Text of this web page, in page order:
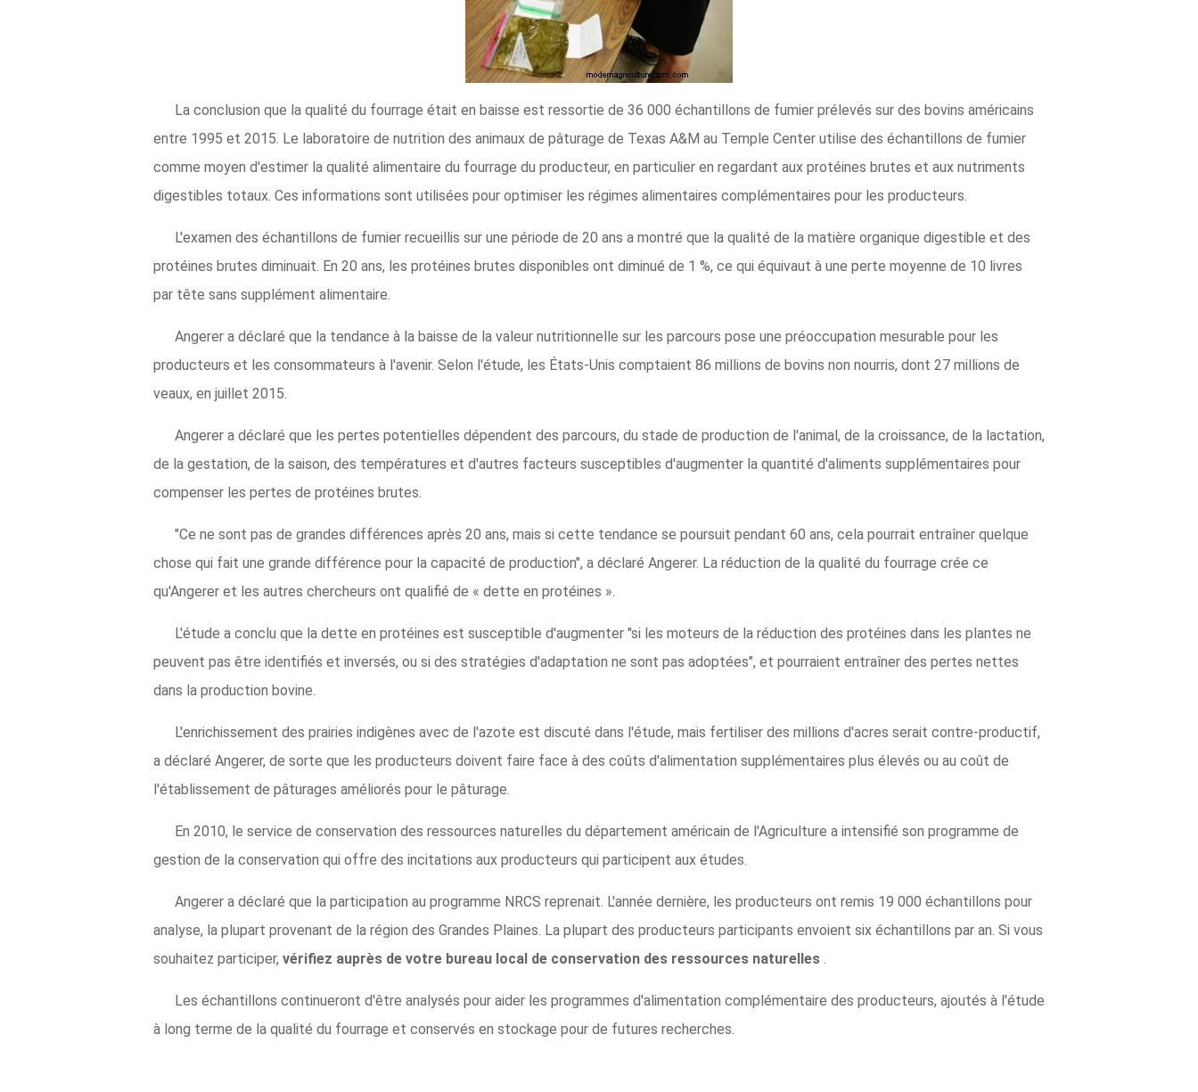
La conclusion que la qualité du fourrage était en baisse est ressortie de 36 000 échantillons de fumier prélevés sur des bovins américains
entre 1995 et 2015. Le laboratoire de nutrition des animaux de pâturage de Texas A&M au Temple Center utilise des échantillons de fumier
comme moyen d'estimer la qualité alimentaire du fourrage du producteur, en particulier en regardant aux protéines brutes et aux nutriments
digestibles totaux. Ces informations sont utilisées pour optimiser les régimes alimentaires complémentaires pour les producteurs.
L'examen des échantillons de fumier recueillis sur une période de 20 ans a montré que la qualité de la matière organique digestible et des
protéines brutes diminuait. En 20 ans, les protéines brutes disponibles ont diminué de 1 %, ce qui équivaut à une perte moyenne de 10 livres
par tête sans supplément alimentaire.
Angerer a déclaré que la tendance à la baisse de la valeur nutritionnelle sur les parcours pose une préoccupation mesurable pour les
producteurs et les consommateurs à l'avenir. Selon l'étude, les États-Unis comptaient 86 millions de bovins non nourris, dont 27 millions de
veaux, en juillet 2015.
Angerer a déclaré que les pertes potentielles dépendent des parcours, du stade de production de l'animal, de la croissance, de la lactation,
de la gestation, de la saison, des températures et d'autres facteurs susceptibles d'augmenter la quantité d'aliments supplémentaires pour
compenser les pertes de protéines brutes.
"Ce ne sont pas de grandes différences après 20 ans, mais si cette tendance se poursuit pendant 60 ans, cela pourrait entraîner quelque
chose qui fait une grande différence pour la capacité de production", a déclaré Angerer. La réduction de la qualité du fourrage crée ce
qu'Angerer et les autres chercheurs ont qualifié de « dette en protéines ».
L'étude a conclu que la dette en protéines est susceptible d'augmenter "si les moteurs de la réduction des protéines dans les plantes ne
peuvent pas être identifiés et inversés, ou si des stratégies d'adaptation ne sont pas adoptées", et pourraient entraîner des pertes nettes
dans la production bovine.
L'enrichissement des prairies indigènes avec de l'azote est discuté dans l'étude, mais fertiliser des millions d'acres serait contre-productif,
a déclaré Angerer, de sorte que les producteurs doivent faire face à des coûts d'alimentation supplémentaires plus élevés ou au coût de
l'établissement de pâturages améliorés pour le pâturage.
En 2010, le service de conservation des ressources naturelles du département américain de l'Agriculture a intensifié son programme de
gestion de la conservation qui offre des incitations aux producteurs qui participent aux études.
Angerer a déclaré que la participation au programme NRCS reprenait. L'année dernière, les producteurs ont remis 19 000 échantillons pour
analyse, la plupart provenant de la région des Grandes Plaines. La plupart des producteurs participants envoient six échantillons par an. Si vous
souhaitez participer, vérifiez auprès de votre bureau local de conservation des ressources naturelles .
Les échantillons continueront d'être analysés pour aider les programmes d'alimentation complémentaire des producteurs, ajoutés à l'étude
à long terme de la qualité du fourrage et conservés en stockage pour de futures recherches.